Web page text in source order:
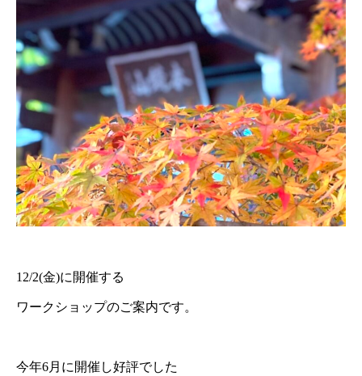
12/2(金)に開催する
ワークショップのご案内です。
今年6月に開催し好評でした